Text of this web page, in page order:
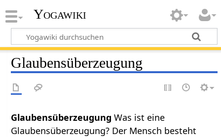
Yogawiki
Glaubensüberzeugung
GlaubensüberzeugungWas ist eine
Glaubensüberzeugung? Der Mensch besteht